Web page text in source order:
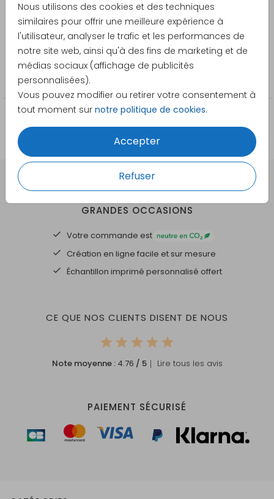
Nous utilisons des cookies et des techniques
similaires pour offrir une meilleure expérience à
l'utilisateur, analyser le trafic et les performances de
notre site web, ainsi qu'à des fins de marketing et de
médias sociaux (affichage de publicités
personnalisées).
Vous pouvez modifier ou retirer votre consentement à
tout moment sur notre politique de cookies.
Accepter
Refuser
généreusement l'envers avec de l'eau et une
éponge.
Facilement repositionnable, le papier peint rond
s'enlève sans difficulté et se réajuste aisément
lors de l'installation.
Astuce : les cercles de papier peint adhèrent mieux sur
des surfaces lisses.
Saviez-vous que nos cercles de papier peint sont
disponibles en trois tailles : ⌀ 80 cm, ⌀ 100 cm et ⌀ 120
cm ?
Créateur
Pretty Orange
Catégorie
100cm
GRANDES OCCASIONS
Votre commande est
Création en ligne facile et sur mesure
Échantillon imprimé personnalisé offert
CE QUE NOS CLIENTS DISENT DE NOUS
Note moyenne : 4.76 / 5｜ Lire tous les avis
PAIEMENT SÉCURISÉ